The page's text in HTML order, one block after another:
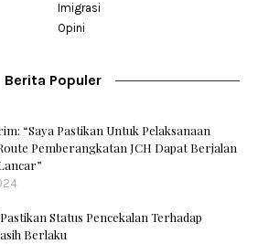
Imigrasi
Opini
Berita Populer
“Saya Pastikan Untuk Pelaksanaan
Pemberangkatan JCH Dapat Berjalan
Status Pencekalan Terhadap
Berlaku